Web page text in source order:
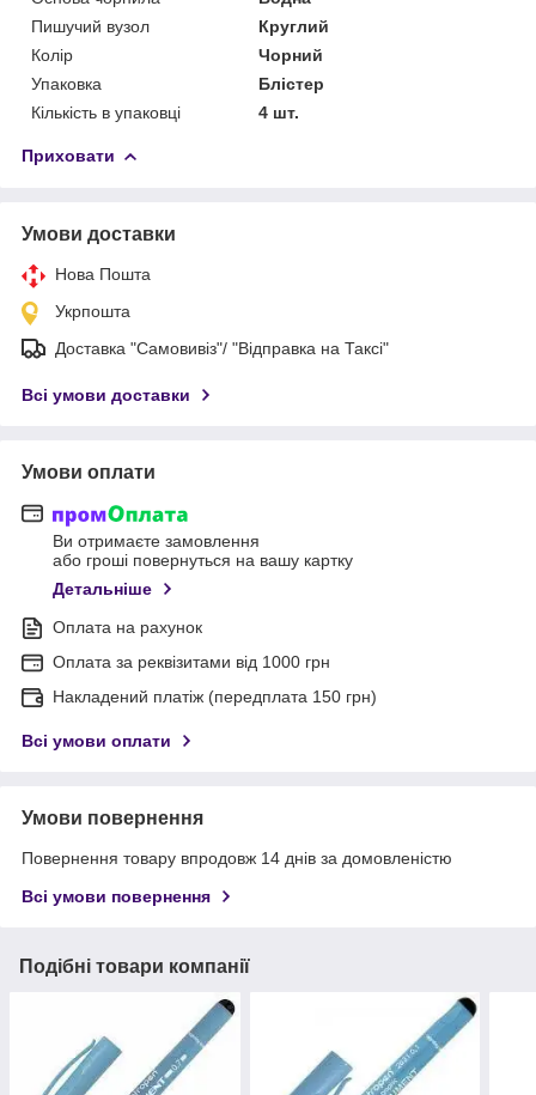
Пишучий вузол
Круглий
Колір
Чорний
Упаковка
Блістер
Кількість в упаковці
4 шт.
Приховати
Умови доставки
Нова Пошта
Укрпошта
Доставка "Самовивіз"/ "Відправка на Таксі"
Всі умови доставки
Умови оплати
Ви отримаєте замовлення
або гроші повернуться на вашу картку
Детальніше
Оплата на рахунок
Оплата за реквізитами від 1000 грн
Накладений платіж (передплата 150 грн)
Всі умови оплати
Умови повернення
Повернення товару впродовж 14 днів за домовленістю
Всі умови повернення
Подібні товари компанії